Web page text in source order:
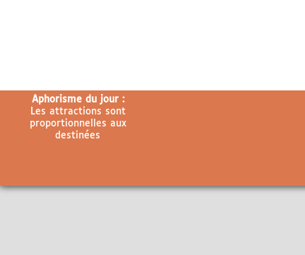
Aphorisme du jour :
Les attractions sont
proportionnelles aux
destinées